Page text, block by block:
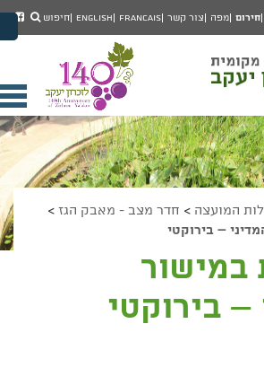
חירום מפה צור קשר Francais
English חיפוש
המועצה > חדר מצב - מאבק הגז >
– בירוקטי
במישור
– בירוקטי